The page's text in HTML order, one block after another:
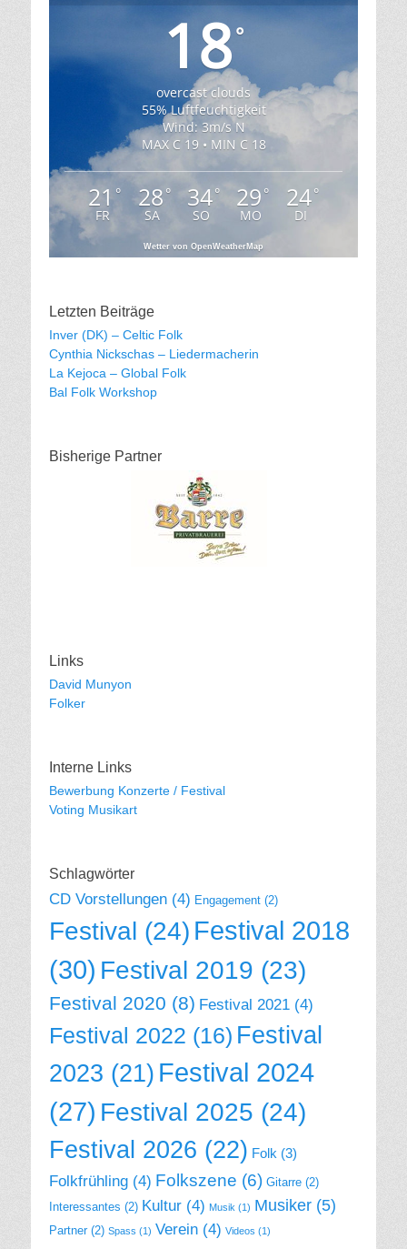
18°
overcast clouds
55% Luftfeuchtigkeit
Wind: 3m/s N
MAX C 19 • MIN C 18
21 °
FR
28 °
SA
34°
SO
29 °
MO
24°
DI
Wetter von OpenWeatherMap
Letzten Beiträge
Inver (DK) – Celtic Folk
Cynthia Nickschas – Liedermacherin
La Kejoca – Global Folk
Bal Folk Workshop
Bisherige Partner
Links
David Munyon
Folker
Interne Links
Bewerbung Konzerte / Festival
Voting Musikart
Schlagwörter
CD Vorstellungen (4) Engagement (2)
Festival (24) Festival 2018
(30) Festival 2019 (23)
Festival 2020 (8) Festival 2021 (4)
Festival 2022 (16) Festival
2023 (21) Festival 2024
(27) Festival 2025 (24)
Festival 2026 (22) Folk (3)
Folkfrühling (4) Folkszene (6) Gitarre (2)
Interessantes (2) Kultur (4) Musik (1) Musiker (5)
Partner(2) Spass (1) Verein (4) Videos (1)